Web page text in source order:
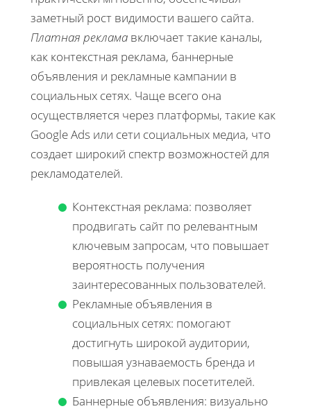
заметный рост видимости вашего сайта.
Платная реклама включает такие каналы,
как контекстная реклама, баннерные
объявления и рекламные кампании в
социальных сетях. Чаще всего она
осуществляется через платформы, такие как
Google Ads или сети социальных медиа, что
создает широкий спектр возможностей для
рекламодателей.
Контекстная реклама: позволяет
продвигать сайт по релевантным
ключевым запросам, что повышает
вероятность получения
заинтересованных пользователей.
Рекламные объявления в
социальных сетях: помогают
достигнуть широкой аудитории,
повышая узнаваемость бренда и
привлекая целевых посетителей.
Баннерные объявления: визуально